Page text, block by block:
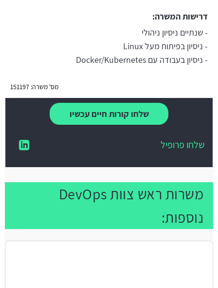
דרישות המשרה:
- שנתיים ניסיון ניהולי
- ניסיון בפיתוח מעל Linux
- ניסיון בעבודה עם Docker/Kubernetes
מס' משרה: 151197
שלחו קורות חיים עכשיו
שלחו פרופיל
משרות ראש צוות DevOps
נוספות: